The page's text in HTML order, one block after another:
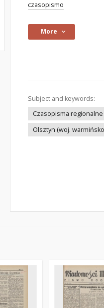
czasopismo
More
Subject and keywords:
Czasopisma
Olsztyn (woj.